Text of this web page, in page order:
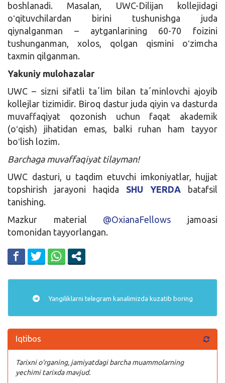
boshlanadi. Masalan, UWC-Dilijan kollejidagi
oʻqituvchilardan birini tushunishga juda
qiynalganman – aytganlarining 60-70 foizini
tushunganman, xolos, qolgan qismini oʻzimcha
taxmin qilganman.
Yakuniy mulohazalar
UWC – sizni sifatli taʼlim bilan taʼminlovchi ajoyib
kollejlar tizimidir. Biroq dastur juda qiyin va dasturda
muvaffaqiyat qozonish uchun faqat akademik
(oʻqish) jihatidan emas, balki ruhan ham tayyor
boʻlish lozim.
Barchaga muvaffaqiyat tilayman!
UWC dasturi, u taqdim etuvchi imkoniyatlar, hujjat
topshirish jarayoni haqida SHU YERDA batafsil
tanishing.
Mazkur material @OxianaFellows jamoasi
tomonidan tayyorlangan.
Yangiliklarni telegram kanalimizda kuzatib boring
Iqtibos
Tarixni o‘rganing, jamiyatdagi barcha muammolarning
yechimi tarixda mavjud.